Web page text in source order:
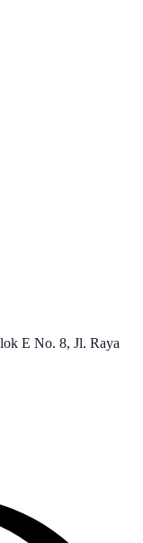
E No. 8, Jl. Raya